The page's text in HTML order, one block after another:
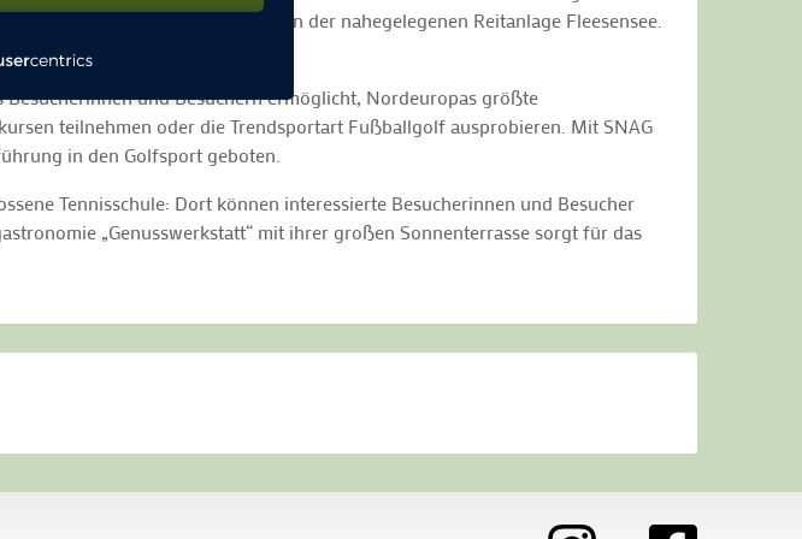
fahren bis hin zur Präsentation der nahegelegenen Reitanlage Fleesensee.
und Besuchern ermöglicht, Nordeuropas größte
teilnehmen oder die Trendsportart Fußballgolf ausprobieren. Mit SNAG
in den Golfsport geboten.
Tennisschule: Dort können interessierte Besucherinnen und Besucher
„Genusswerkstatt“ mit ihrer großen Sonnenterrasse sorgt für das